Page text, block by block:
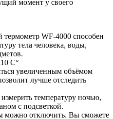
момент у своего
WF-4000 способен
тела человека, воды,
C°
увеличенным объёмом
лучше отследить
температуру ночью,
с подсветкой.
можно отключить. Вы сможете